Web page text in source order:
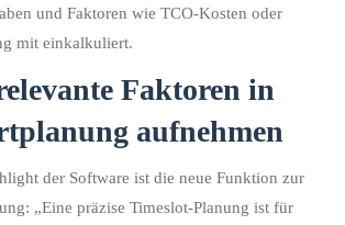
und Faktoren wie TCO-Kosten oder
mit einkalkuliert.
Faktoren in
aufnehmen
der Software ist die neue Funktion zur
„Eine präzise Timeslot-Planung ist für